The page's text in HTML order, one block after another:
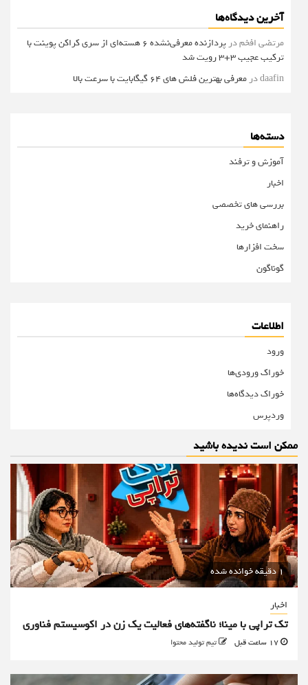
آخرین دیدگاه‌ها
مرتضی افخمدر
پردازنده معرفی‌نشده 6 هسته‌ای از سری کراکن پوینت با
ترکیب عجیب 3+3 رویت شد
daafinدر معرفی بهترین فلش های 64 گیگابایت با سرعت بالا
دسته‌ها
آموزش و ترفند
اخبار
بررسی های تخصصی
راهنمای خرید
سخت افزارها
گوناگون
اطلاعات
ورود
خوراک ورودی‌ها
خوراک دیدگاه‌ها
وردپرس
ممکن است ندیده باشید
1 دقیقه خوانده شده
اخبار
تک تراپی با مینا؛ ناگفته‌های فعالیت یک زن در اکوسیستم فناوری
تیم تولید محتوا